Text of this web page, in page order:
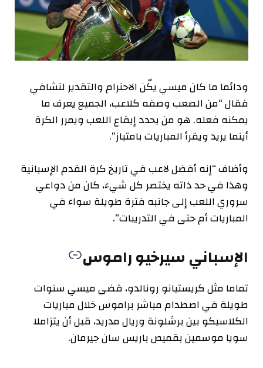
ودائما ما كان ميسي يكّن الاحترام والتقدير لتشافي
فقال “من الصعب وصفه كلاعب، الجميع يعرف ما
يمكنه فعله. هو من يحدد إيقاع اللعب ويمرر الكرة
أينما يريد ويقرأ المباريات بامتياز”.
وأضاف “إنه أفضل لاعب في تاريخ كرة القدم الإسبانية
وهذا في حد ذاته يختصر كل شيء، كان من دواعي
سروري اللعب إلى جانبه فترة طويلة سواء في
المباريات أم حتى في التدريبات”.
الإسباني سيرخيو راموس
تماما مثل كريستيانو رونالدو، قضى ميسي سنوات
طويلة في اصطدام مباشر براموس خلال مباريات
الكلاسيكو بين برشلونة وريال مدريد، قبل أن يتزاملا
سويا موسمين بقميص باريس سان جيرمان.